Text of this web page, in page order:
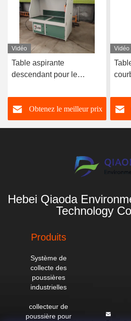
Vidéo
Table aspirante
descendant pour le
CE
Obtenez le meilleur prix
Vidéo
Hebei Qiaoda
Technology
Produits
Système de
collecte des
poussières
industrielles
collecteur de
poussière pour